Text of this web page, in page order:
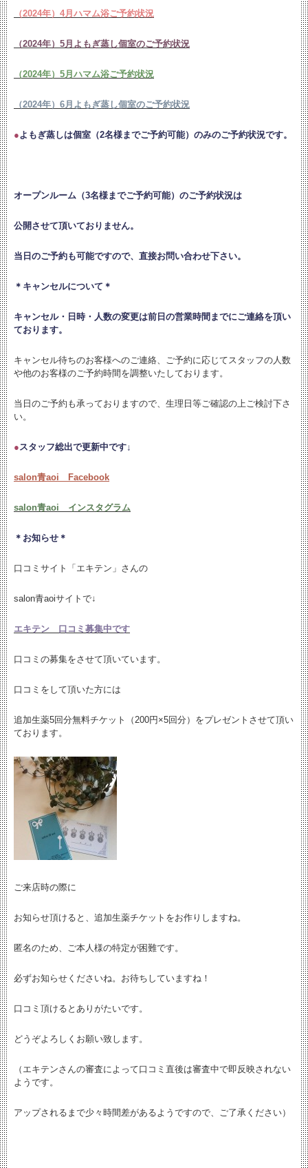
（2024年）4月ハマム浴ご予約状況
（2024年）5月よもぎ蒸し個室のご予約状況
（2024年）5月ハマム浴ご予約状況
（2024年）6月よもぎ蒸し個室のご予約状況
●よもぎ蒸しは個室（2名様までご予約可能）のみのご予約状況です。
オープンルーム（3名様までご予約可能）のご予約状況は
公開させて頂いておりません。
当日のご予約も可能ですので、直接お問い合わせ下さい。
＊キャンセルについて＊
キャンセル・日時・人数の変更は前日の営業時間までにご連絡を頂い
ております。
キャンセル待ちのお客様へのご連絡、ご予約に応じてスタッフの人数
や他のお客様のご予約時間を調整いたしております。
当日のご予約も承っておりますので、生理日等ご確認の上ご検討下さ
い。
●スタッフ総出で更新中です↓
salon青aoi Facebook
salon青aoi インスタグラム
＊お知らせ＊
口コミサイト「エキテン」さんの
salon青aoiサイトで↓
エキテン 口コミ募集中です
口コミの募集をさせて頂いています。
口コミをして頂いた方には
追加生薬5回分無料チケット（200円×5回分）をプレゼントさせて頂い
ております。
ご来店時の際に
お知らせ頂けると、追加生薬チケットをお作りしますね。
匿名のため、ご本人様の特定が困難です。
必ずお知らせくださいね。お待ちしていますね！
口コミ頂けるとありがたいです。
どうぞよろしくお願い致します。
（エキテンさんの審査によって口コミ直後は審査中で即反映されない
ようです。
アップされるまで少々時間差があるようですので、ご了承ください）